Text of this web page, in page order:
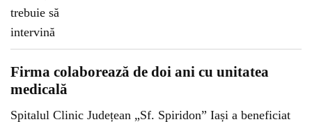
Firma colaborează de doi ani cu unitatea
medicală
Spitalul Clinic Județean „Sf. Spiridon” Iași a beneficiat